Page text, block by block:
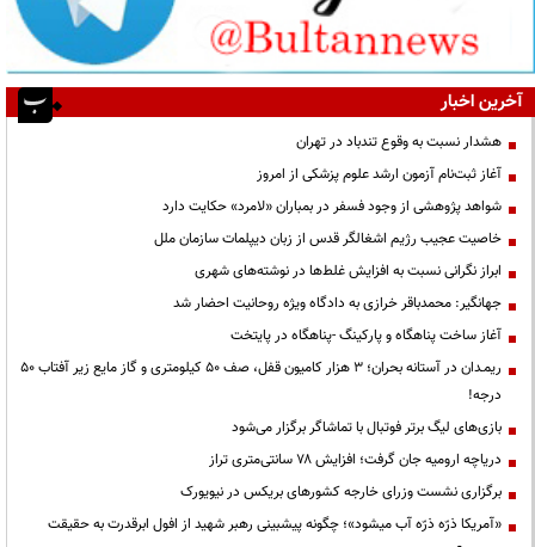
آخرین اخبار
هشدار نسبت به وقوع تندباد در تهران
آغاز ثبت‌نام آزمون ارشد علوم پزشکی از امروز
شواهد پژوهشی از وجود فسفر در بمباران «لامرد» حکایت دارد
خاصیت عجیب رژیم اشغالگر قدس از زبان دیپلمات سازمان ملل
ابراز نگرانی نسبت به افزایش غلط‌ها در نوشته‌های شهری
جهانگیر: محمدباقر خرازی به دادگاه ویژه روحانیت احضار شد
آغاز ساخت پناهگاه و پارکینگ -پناهگاه در پایتخت
ریمـدان در آستانه بحران؛ ۳ هزار کامیون قفل، صف ۵۰ کیلومتری و گاز مایع زیر آفتاب ۵۰
درجه!
بازی‌های لیگ برتر فوتبال با تماشاگر برگزار می‌شود
دریاچه ارومیه جان گرفت؛ افزایش ۷۸ سانتی‌متری تراز
برگزاری نشست وزرای خارجه کشورهای بریکس در نیویورک
«آمریکا ذرّه ذرّه آب میشود»؛ چگونه پیشبینی رهبر شهید از افول ابرقدرت به حقیقت